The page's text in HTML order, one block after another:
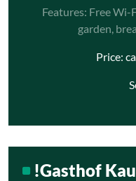
Features: Free Wi-
garden,
Price:
!Gasthof